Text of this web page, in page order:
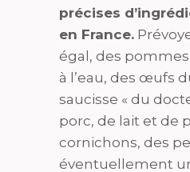
précises
en France.
égal, des
à l’eau, des œufs
saucisse « du
porc, de lait et de
cornichons, des
éventuellement